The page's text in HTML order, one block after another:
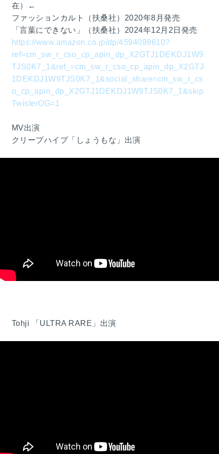
在）←
ファッションカルト（扶桑社）2020年8月発売
「言葉にできない」（扶桑社）2024年12月2日発売
https://www.amazon.co.jp/dp/4594099610?
ref=cm_sw_r_cso_cp_apin_dp_X2GTJ1DEKDJ1W9
TJS0K7_1&ref_=cm_sw_r_cso_cp_apin_dp_X2GTJ
1DEKDJ1W9TJS0K7_1&social_share=cm_sw_r_cs
o_cp_apin_dp_X2GTJ1DEKDJ1W9TJS0K7_1&skip
TwisterOG=1
MV出演
クリープハイプ「しょうもな」出演
Tohji 「ULTRA RARE」出演